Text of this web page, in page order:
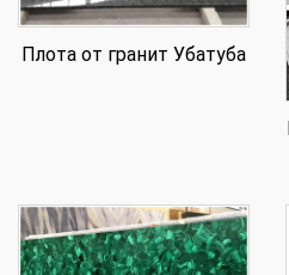
Плота от гранит Убатуба